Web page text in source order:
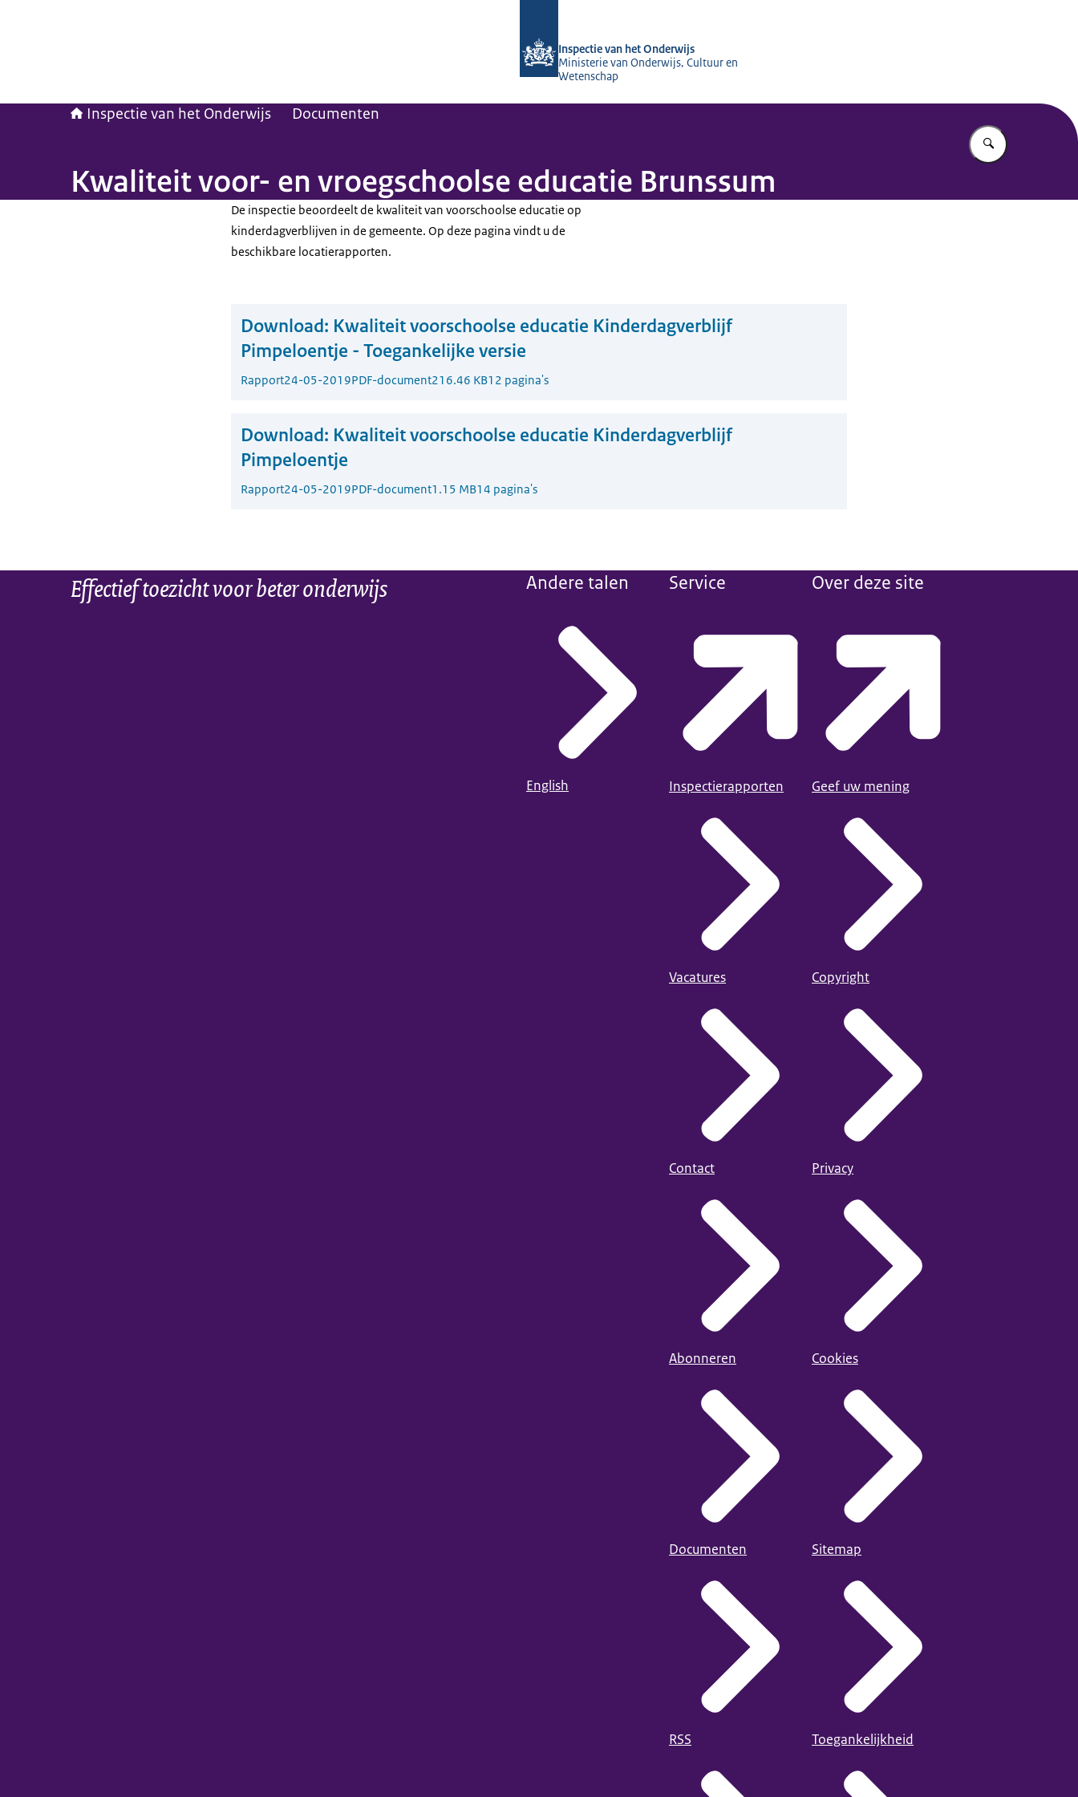
Inspectie van het Onderwijs
Ministerie van Onderwijs, Cultuur en
Wetenschap
Inspectie van het Onderwijs Documenten
Vul in wat u
Kwaliteit voor- en vroegschoolse educatie Brunssum
De inspectie beoordeelt de kwaliteit van voorschoolse educatie op
kinderdagverblijven in de gemeente. Op deze pagina vindt u de
beschikbare locatierapporten.
Download: Kwaliteit voorschoolse educatie Kinderdagverblijf
Pimpeloentje - Toegankelijke versie
Rapport24-05-2019PDF-document216.46 KB12 pagina's
Download: Kwaliteit voorschoolse educatie Kinderdagverblijf
Pimpeloentje
Rapport24-05-2019PDF-document1.15 MB14 pagina's
Effectief toezicht voor beter onderwijs Andere talen
English
Service
Inspectierapporten
Vacatures
Contact
Abonneren
Documenten
RSS
Over deze site
Geef uw mening
Copyright
Privacy
Cookies
Sitemap
Toegankelijkheid